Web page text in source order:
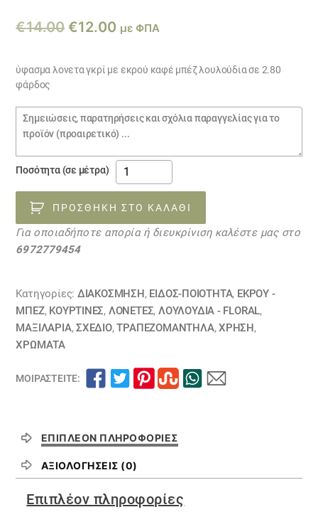
€14.00 Original
was:
€12.00Η
τιμή
€12.00.
με ΦΠΑ
ύφασμα λονετα γκρί με εκρού καφέ μπέζ λουλούδια σε 2.80
φάρδος
Σημειώσεις
παραγγελίας
Ποσότητα (σε μέτρα)
ύφασμα
γκρί
με
εκρού
καφέ
16102249
ποσότητα
ΠΡΟΣΘΉΚΗ ΣΤΟ ΚΑΛΆΘΙ
Για οποιαδήποτε απορία ή διευκρίνιση καλέστε μας στο
6972779454
Κατηγορίες: ΔΙΑΚΟΣΜΗΣΗ, ΕΙΔΟΣ-ΠΟΙΟΤΗΤΑ, ΕΚΡΟΥ -
ΜΠΕΖ, ΚΟΥΡΤΊΝΕΣ, ΛΟΝΈΤΕΣ, ΛΟΥΛΟΎΔΙΑ - FLORAL,
ΜΑΞΙΛΆΡΙΑ,ΣΧΕΔΙΟ,ΤΡΑΠΕΖΟΜΆΝΤΗΛΑ,ΧΡΗΣΗ,
ΧΡΏΜΑΤΑ
ΜΟΙΡΑΣΤΕΊΤΕ:
ΕΠΙΠΛΈΟΝ ΠΛΗΡΟΦΟΡΊΕΣ
ΑΞΙΟΛΟΓΉΣΕΙΣ (0)
Επιπλέον πληροφορίες